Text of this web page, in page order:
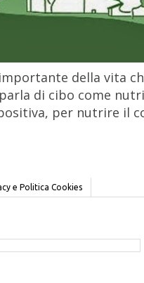
della vita
di cibo come
per nutrire il
e Politica Cookies